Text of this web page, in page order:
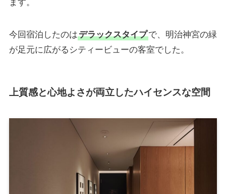
ます。
今回宿泊したのはデラックスタイプで、明治神宮の緑
が足元に広がるシティービューの客室でした。
上質感と心地よさが両立したハイセンスな空間